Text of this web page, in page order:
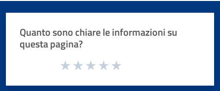
Quanto sono chiare le informazioni su
questa pagina?
Valuta da 1 a 5 stelle la pagina